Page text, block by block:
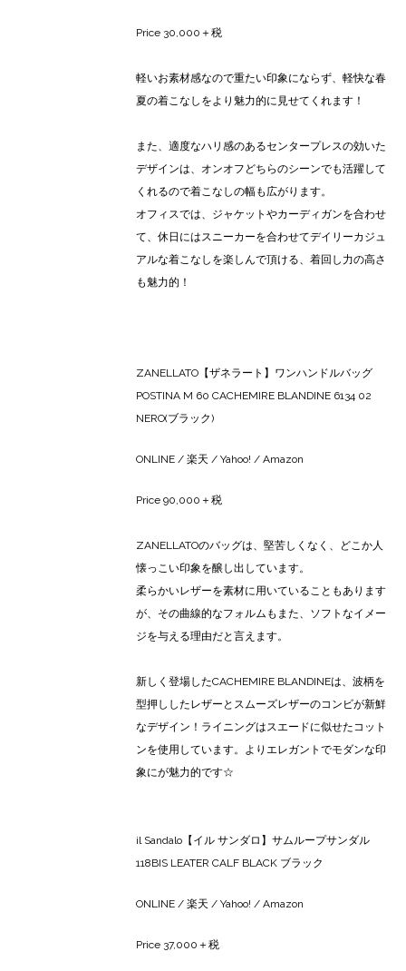
Price 30,000＋税
軽いお素材感なので重たい印象にならず、軽快な春
夏の着こなしをより魅力的に見せてくれます！
また、適度なハリ感のあるセンタープレスの効いた
デザインは、オンオフどちらのシーンでも活躍して
くれるので着こなしの幅も広がります。
オフィスでは、ジャケットやカーディガンを合わせ
て、休日にはスニーカーを合わせてデイリーカジュ
アルな着こなしを楽しんで頂ける、着回し力の高さ
も魅力的！
ZANELLATO【ザネラート】ワンハンドルバッグ
POSTINA M 60 CACHEMIRE BLANDINE 6134 02
NERO(ブラック)
ONLINE / 楽天 /Yahoo! / Amazon
Price 90,000＋税
ZANELLATOのバッグは、堅苦しくなく、どこか人
懐っこい印象を醸し出しています。
柔らかいレザーを素材に用いていることもあります
が、その曲線的なフォルムもまた、ソフトなイメー
ジを与える理由だと言えます。
新しく登場したCACHEMIRE BLANDINEは、波柄を
型押ししたレザーとスムーズレザーのコンビが新鮮
なデザイン！ライニングはスエードに似せたコット
ンを使用しています。よりエレガントでモダンな印
象にが魅力的です☆
il Sandalo【イル サンダロ】サムループサンダル
118BIS LEATER CALF BLACK ブラック
ONLINE/楽天 / Yahoo! / Amazon
Price 37,000＋税